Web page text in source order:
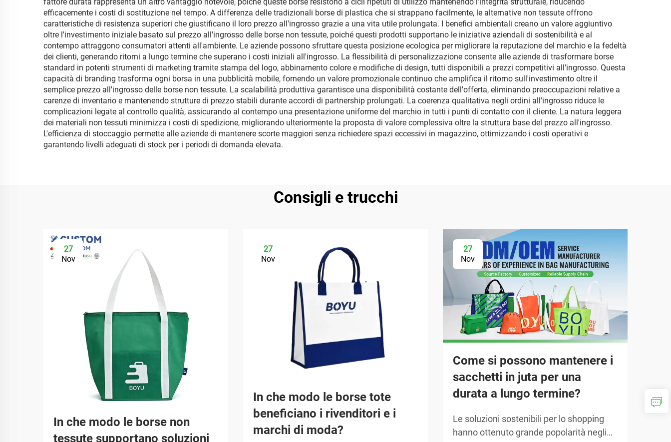
efficacemente i costi di sostituzione nel tempo. A differenza delle tradizionali borse di plastica che si strappano facilmente, le alternative non tessute offrono
caratteristiche di resistenza superiori che giustificano il loro prezzo all'ingrosso grazie a una vita utile prolungata. I benefici ambientali creano un valore aggiuntivo
oltre l'investimento iniziale basato sul prezzo all'ingrosso delle borse non tessute, poiché questi prodotti supportano le iniziative aziendali di sostenibilità e al
contempo attraggono consumatori attenti all'ambiente. Le aziende possono sfruttare questa posizione ecologica per migliorare la reputazione del marchio e la fedeltà
dei clienti, generando ritorni a lungo termine che superano i costi iniziali all'ingrosso. La flessibilità di personalizzazione consente alle aziende di trasformare borse
standard in potenti strumenti di marketing tramite stampa del logo, abbinamento colore e modifiche di design, tutti disponibili a prezzi competitivi all'ingrosso. Questa
capacità di branding trasforma ogni borsa in una pubblicità mobile, fornendo un valore promozionale continuo che amplifica il ritorno sull'investimento oltre il
semplice prezzo all'ingrosso delle borse non tessute. La scalabilità produttiva garantisce una disponibilità costante dell'offerta, eliminando preoccupazioni relative a
carenze di inventario e mantenendo strutture di prezzo stabili durante accordi di partnership prolungati. La coerenza qualitativa negli ordini all'ingrosso riduce le
complicazioni legate al controllo qualità, assicurando al contempo una presentazione uniforme del marchio in tutti i punti di contatto con il cliente. La natura leggera
dei materiali non tessuti minimizza i costi di spedizione, migliorando ulteriormente la proposta di valore complessiva oltre la struttura base del prezzo all'ingrosso.
L'efficienza di stoccaggio permette alle aziende di mantenere scorte maggiori senza richiedere spazi eccessivi in magazzino, ottimizzando i costi operativi e
garantendo livelli adeguati di stock per i periodi di domanda elevata.
Consigli e trucchi
27
Nov
In che modo le borse non
tessute supportano soluzioni
27
Nov
In che modo le borse tote
beneficiano i rivenditori e i
marchi di moda?
27
Nov
Come si possono mantenere i
sacchetti in juta per una
durata a lungo termine?
Le soluzioni sostenibili per lo shopping
hanno ottenuto grande popolarità negli